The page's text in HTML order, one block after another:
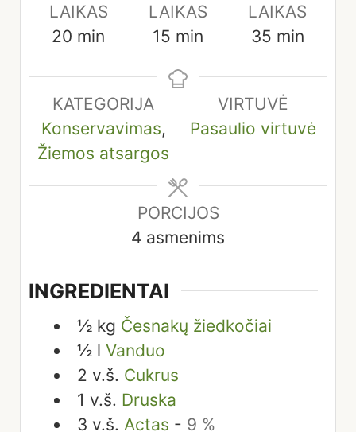
LAIKAS
20 minutes
min
LAIKAS
15minutes
min
LAIKAS
35minutes
min
KATEGORIJA
Konservavimas,
Žiemos atsargos
VIRTUVĖ
Pasaulio virtuvė
PORCIJOS
4 asmenims
INGREDIENTAI
½ kg Česnakų žiedkočiai
½ l Vanduo
2 v.š. Cukrus
1 v.š. Druska
3 v.š. Actas - 9 %